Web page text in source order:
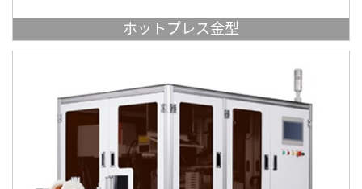
ホットプレス金型